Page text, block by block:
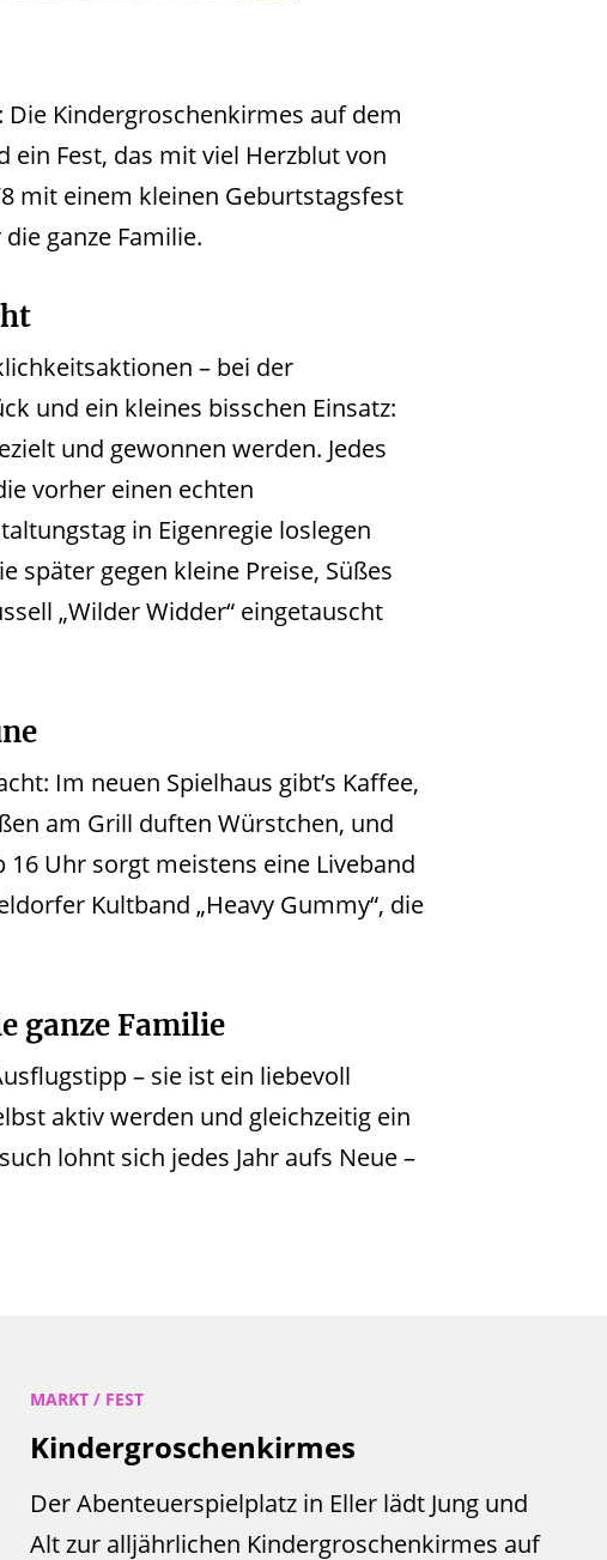
Kindergroschenkirmes auf dem
ein Fest, das mit viel Herzblut von
mit einem kleinen Geburtstagsfest
ganze Familie.
– bei der
und ein kleines bisschen Einsatz:
und gewonnen werden. Jedes
vorher einen echten
in Eigenregie loslegen
später gegen kleine Preise, Süßes
„Wilder Widder“ eingetauscht
Im neuen Spielhaus gibt’s Kaffee,
am Grill duften Würstchen, und
Uhr sorgt meistens eine Liveband
Kultband „Heavy Gummy“, die
ganze Familie
– sie ist ein liebevoll
aktiv werden und gleichzeitig ein
lohnt sich jedes Jahr aufs Neue –
MARKT / FEST
Kindergroschenkirmes
Der Abenteuerspielplatz in Eller lädt Jung und
Alt zur alljährlichen Kindergroschenkirmes auf